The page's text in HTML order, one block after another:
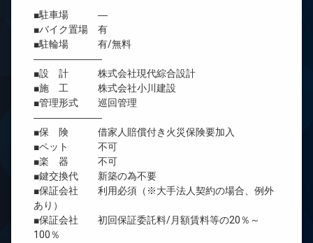
■駐車場 ―
■バイク置場 有
■駐輪場 有/無料
―――――――
■設 計 株式会社現代綜合設計
■施 工 株式会社小川建設
■管理形式 巡回管理
―――――――
■保 険 借家人賠償付き火災保険要加入
■ペット 不可
■楽 器 不可
■鍵交換代 新築の為不要
■保証会社 利用必須（※大手法人契約の場合、例外
あり）
■保証会社 初回保証委託料/月額賃料等の20％～
100％